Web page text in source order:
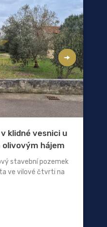
klidné vesnici u
hájem
stavební pozemek
ve vilové čtvrti na